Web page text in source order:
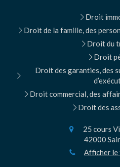
Droit
Droit de la famille, des
Droit du
Droit
Droit des garanties, des
Droit commercial, des
Droit des
25 cours
42000
Afficher le